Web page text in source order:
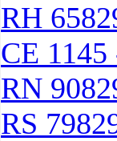
RH
CE
RN
RS